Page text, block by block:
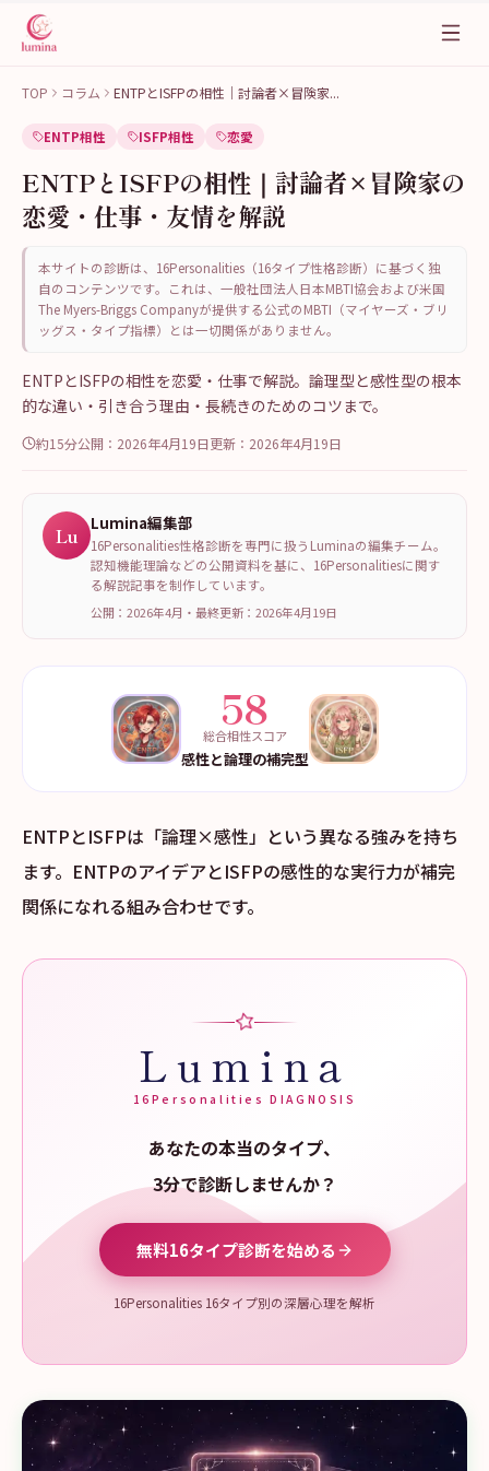
TOP コラム ENTPとISFPの相性｜討論者×冒険家...
ENTP相性 ISFP相性 恋愛
ENTPとISFPの相性｜討論者×冒険家の
恋愛・仕事・友情を解説
本サイトの診断は、16Personalities（16タイプ性格診断）に基づく独
自のコンテンツです。これは、一般社団法人日本MBTI協会および米国
The Myers-Briggs Companyが提供する公式のMBTI（マイヤーズ・ブリ
ッグス・タイプ指標）とは一切関係がありません。
ENTPとISFPの相性を恋愛・仕事で解説。論理型と感性型の根本
的な違い・引き合う理由・長続きのためのコツまで。
約15分公開： 2026年4月19日更新： 2026年4月19日
Lu Lumina編集部
16Personalities性格診断を専門に扱うLuminaの編集チーム。
認知機能理論などの公開資料を基に、16Personalitiesに関す
る解説記事を制作しています。
公開：2026年4月 ・ 最終更新： 2026年4月19日
58
総合相性スコア
感性と論理の補完型
ENTPとISFPは「論理×感性」という異なる強みを持ち
ます。ENTPのアイデアとISFPの感性的な実行力が補完
関係になれる組み合わせです。
Lumina
16Personalities DIAGNOSIS
あなたの本当のタイプ、
3分で診断しませんか？
無料16タイプ診断を始める
16Personalities 16タイプ別の深層心理を解析